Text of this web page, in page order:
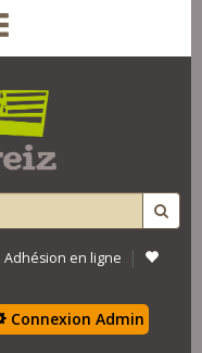
Adhésion en ligne |
Connexion Admin